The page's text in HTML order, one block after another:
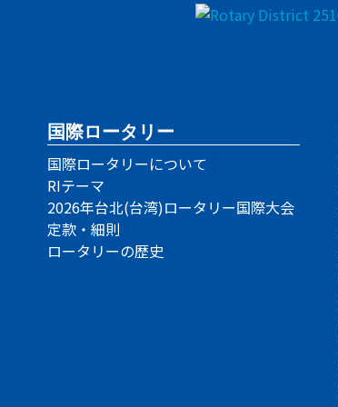
国際ロータリー
国際ロータリーについて
RIテーマ
2026年台北(台湾)ロータリー国際大会
定款・細則
ロータリーの歴史